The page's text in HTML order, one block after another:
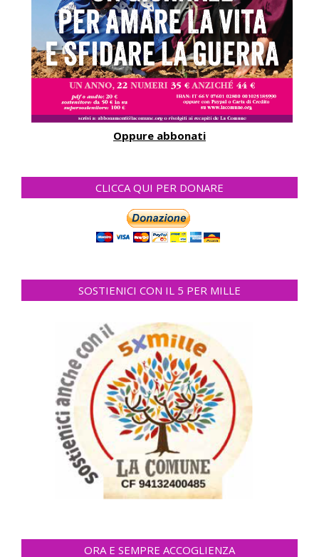
Oppure abbonati
CLICCA QUI PER DONARE
SOSTIENICI CON IL 5 PER MILLE
ORA E SEMPRE ACCOGLIENZA